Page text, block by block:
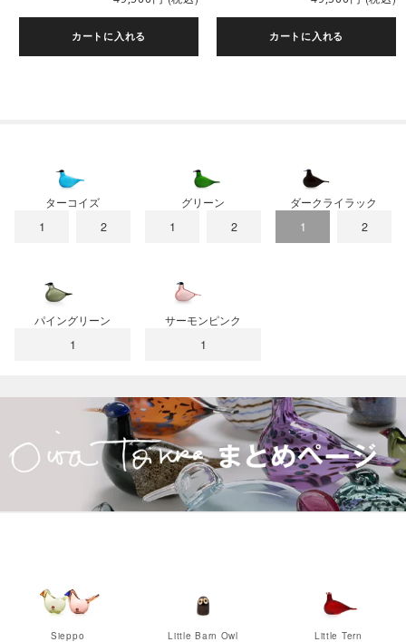
カートに入れる カートに入れる
ターコイズ
1 2
グリーン
1 2
ダークライラック
1 2
パイングリーン
1
サーモンピンク
1
Sieppo Little Barn Owl Little Tern